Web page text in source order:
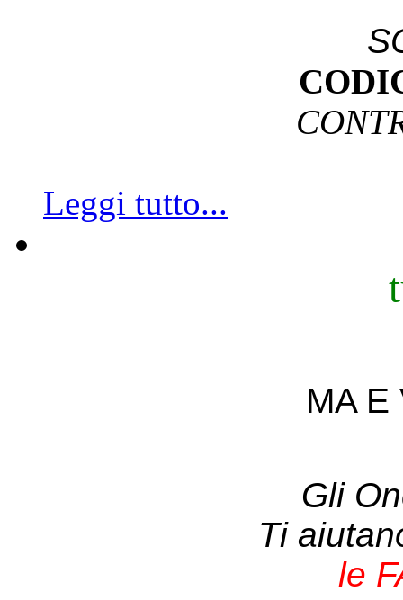
Leggi tutto...
MA E
Gli
Ti
le